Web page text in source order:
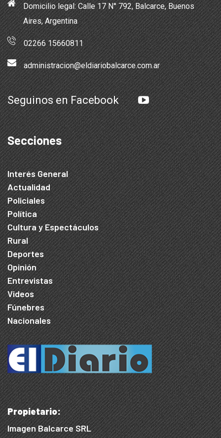
Domicilio legal: Calle 17 N° 792, Balcarce, Buenos
Aires, Argentina
02266 15660811
administracion@eldiariobalcarce.com.ar
Seguinos en Facebook
Secciones
Interés General
Actualidad
Policiales
Política
Cultura y Espectáculos
Rural
Deportes
Opinión
Entrevistas
Videos
Fúnebres
Nacionales
Propietario:
Imagen Balcarce SRL